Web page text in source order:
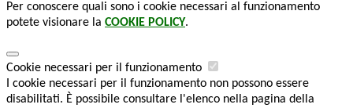
Per conoscere quali sono i cookie necessari al funzionamento
potete visionare la COOKIE POLICY.
Cookie necessari per il funzionamento
I cookie necessari per il funzionamento non possono essere
disabilitati. È possibile consultare l'elenco nella pagina della